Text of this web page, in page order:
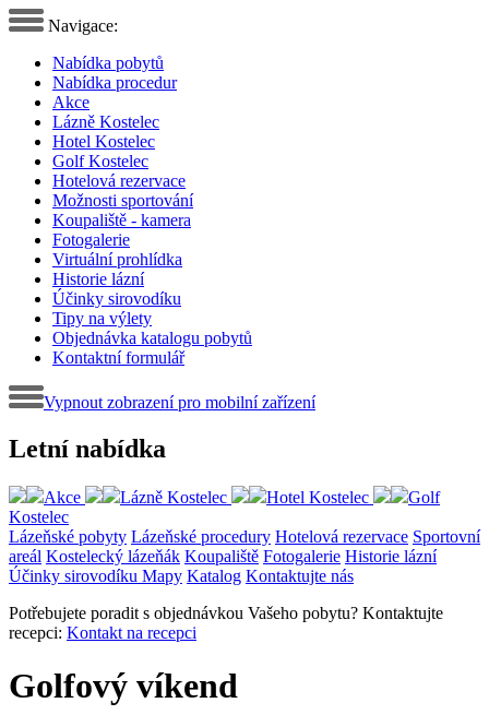
Navigace:
Nabídka pobytů
Nabídka procedur
Akce
Lázně Kostelec
Hotel Kostelec
Golf Kostelec
Hotelová rezervace
Možnosti sportování
Koupaliště - kamera
Fotogalerie
Virtuální prohlídka
Historie lázní
Účinky sirovodíku
Tipy na výlety
Objednávka katalogu pobytů
Kontaktní formulář
Vypnout zobrazení pro mobilní zařízení
Letní nabídka
Akce Lázně Kostelec Hotel Kostelec
Golf
Kostelec
Lázeňské pobyty Lázeňské procedury Hotelová rezervace Sportovní
areál Kostelecký lázeňák Koupaliště Fotogalerie Historie lázní
Účinky sirovodíku Mapy Katalog Kontaktujte nás
Potřebujete poradit s objednávkou Vašeho pobytu? Kontaktujte
recepci: Kontakt na recepci
Golfový víkend